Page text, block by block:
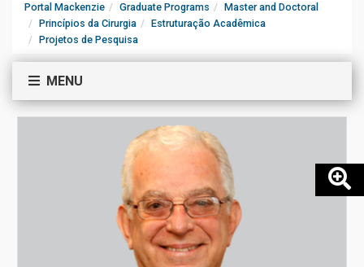
Portal Mackenzie Graduate Programs
Master and Doctoral
Princípios da Cirurgia
Estruturação Acadêmica
Projetos de Pesquisa
MENU